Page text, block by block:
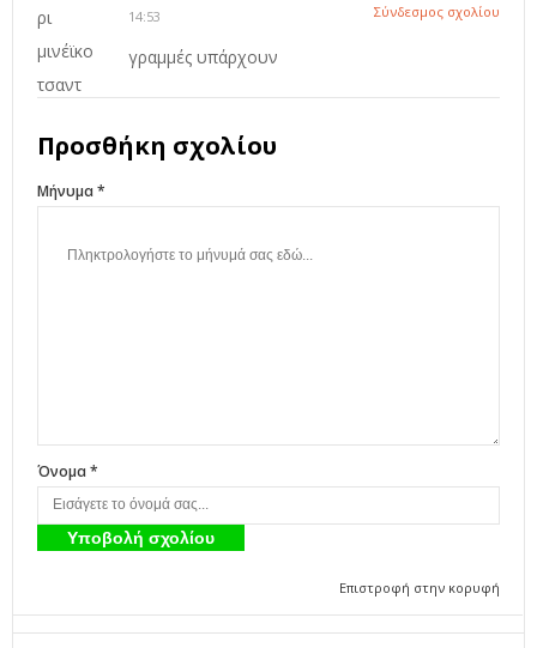
14:53
Σύνδεσμος σχολίου
γραμμές υπάρχουν
Προσθήκη σχολίου
Μήνυμα *
Όνομα *
Επιστροφή στην κορυφή